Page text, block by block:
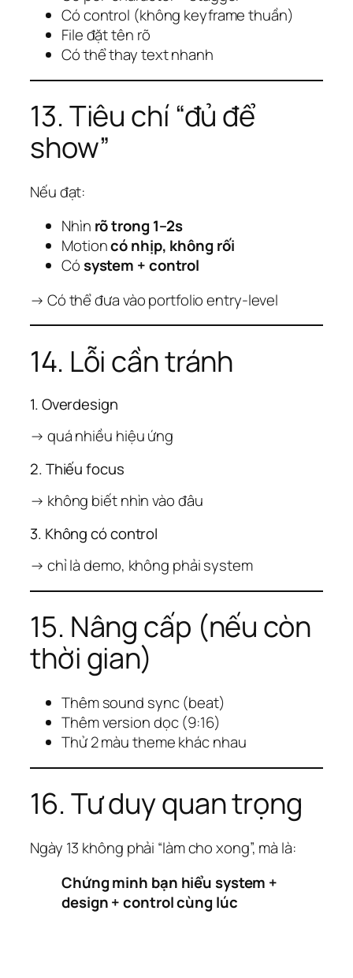
Có control (không keyframe thuần)
File đặt tên rõ
Có thể thay text nhanh
13. Tiêu chí “đủ để
show”
Nếu đạt:
Nhìn rõ trong 1–2s
Motioncó nhịp, không rối
Cósystem + control
→ Có thể đưa vào portfolio entry-level
14. Lỗi cần tránh
1. Overdesign
→ quá nhiều hiệu ứng
2. Thiếu focus
→ không biết nhìn vào đâu
3. Không có control
→ chỉ là demo, không phải system
15. Nâng cấp (nếu còn
thời gian)
Thêm sound sync (beat)
Thêm version dọc (9:16)
Thử 2 màu theme khác nhau
16. Tư duy quan trọng
Ngày 13 không phải “làm cho xong”, mà là:
Chứng minh bạn hiểu system +
design + control cùng lúc